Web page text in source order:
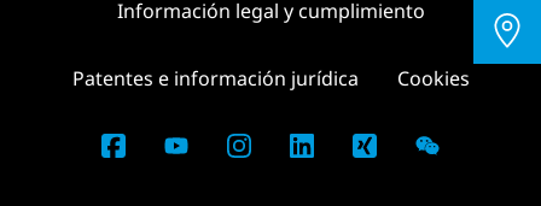
Información legal y cumplimiento
Patentes e información jurídica Cookies